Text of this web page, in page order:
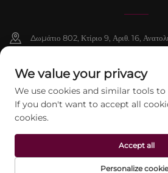
Δωμάτιο 802, Κτίριο 9, Αριθ. 16,
+86-13911459627
[email protected]
Πνευματικά δικαιώματα © 2026 Beijing
Με επιφύλαξη παντός δικαιώματος. Πολιτική
We value your privacy
We use cookies and similar tools
If you don't want to accept all
cookies.
Personalize
Accept all